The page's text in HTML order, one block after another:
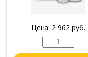
Цена: 2 962руб.